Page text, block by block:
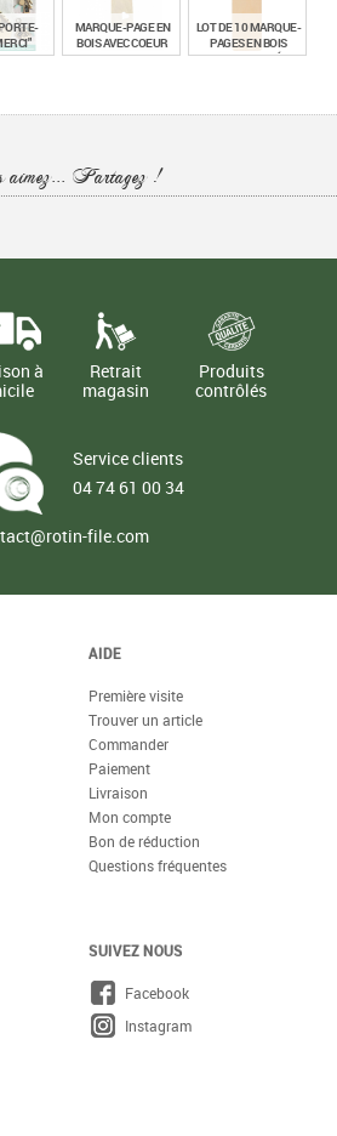
TTC
MARQUE-PAGE EN
BOIS AVEC COEUR
0,70TTC
LOT DE 10 MARQUE-
PAGES EN BOIS
BOUT CARRÉ
5,90TTC
X 3,5
aimez... Partagez !
à
Retrait
magasin
Produits
contrôlés
Service clients
04 74 61 00 34
file.com
AIDE
Première visite
Trouver un article
Commander
Paiement
Livraison
Mon compte
Bon de réduction
Questions fréquentes
SUIVEZ NOUS
Facebook
Instagram